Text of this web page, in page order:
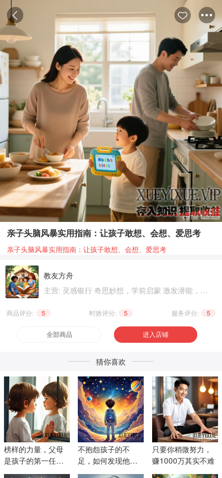
亲子头脑风暴实用指南：让孩子敢想、会想、爱思考
亲子头脑风暴实用指南：让孩子敢想、会想、爱思考
教友方舟‌
主营: 灵感银行 奇思妙想，学前启蒙 激发潜能，基
个性生活，健康养生 精神文化
商品评分: 5 时效评分: 5 服务评分: 5
全部商品 进入店铺
猜你喜欢
榜样的力量，父母
是孩子的第一任老
师
不抱怨孩子的不
足，如何发现他们
的优点和长处
只要你稍微努力，
赚1000万其实不难